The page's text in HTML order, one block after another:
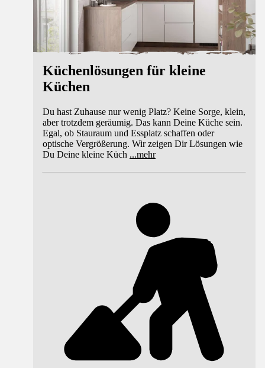
Küchenlösungen für kleine
Küchen
Du hast Zuhause nur wenig Platz? Keine Sorge, klein,
aber trotzdem geräumig. Das kann Deine Küche sein.
Egal, ob Stauraum und Essplatz schaffen oder
optische Vergrößerung. Wir zeigen Dir Lösungen wie
Du Deine kleine Küch ...mehr